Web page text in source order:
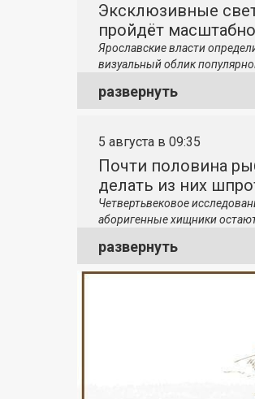
Эксклюзивные
пройдёт
Ярославские власти
визуальный облик
развернуть
5 августа в 09:35
Почти половина
делать из них
Четвертьвековое
аборигенные хищники
развернуть